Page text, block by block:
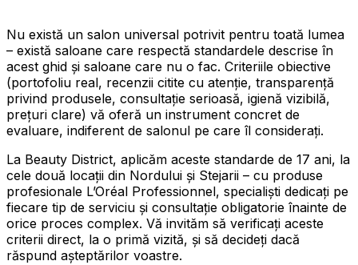
Nu există un salon universal potrivit pentru toată lumea
– există saloane care respectă standardele descrise în
acest ghid și saloane care nu o fac. Criteriile obiective
(portofoliu real, recenzii citite cu atenție, transparență
privind produsele, consultație serioasă, igienă vizibilă,
prețuri clare) vă oferă un instrument concret de
evaluare, indiferent de salonul pe care îl considerați.
La Beauty District, aplicăm aceste standarde de 17 ani, la
cele două locații din Nordului și Stejarii – cu produse
profesionale L’Oréal Professionnel, specialiști dedicați pe
fiecare tip de serviciu și consultație obligatorie înainte de
orice proces complex. Vă invităm să verificați aceste
criterii direct, la o primă vizită, și să decideți dacă
răspund așteptărilor voastre.